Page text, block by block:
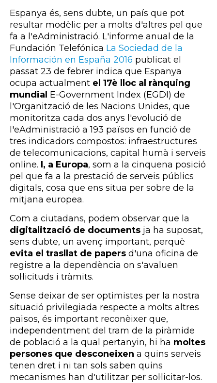
Espanya és, sens dubte, un país que pot
resultar modèlic per a molts d'altres pel que
fa a l'eAdministració. L'informe anual de la
Fundación Telefónica La Sociedad de la
Información en España 2016 publicat el
passat 23 de febrer indica que Espanya
ocupa actualment el 17è lloc al rànquing
mundial E-Government Index (EGDI) de
l'Organització de les Nacions Unides, que
monitoritza cada dos anys l'evolució de
l'eAdministració a 193 països en funció de
tres indicadors compostos: infraestructures
de telecomunicacions, capital humà i serveis
online. I, a Europa, som a la cinquena posició
pel que fa a la prestació de serveis públics
digitals, cosa que ens situa per sobre de la
mitjana europea.
Com a ciutadans, podem observar que la
digitalització de documents ja ha suposat,
sens dubte, un avenç important, perquè
evita el trasllat de papers d'una oficina de
registre a la dependència on s'avaluen
sol·licituds i tràmits.
Sense deixar de ser optimistes per la nostra
situació privilegiada respecte a molts altres
països, és important reconèixer que,
independentment del tram de la piràmide
de població a la qual pertanyin, hi ha moltes
persones que desconeixen a quins serveis
tenen dret i ni tan sols saben quins
mecanismes han d'utilitzar per sol·licitar-los.